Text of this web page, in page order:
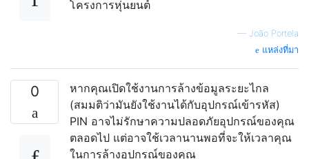
โครงการหุ่นยนต์
— João Portela
แหล่งที่มา
0
หากคุณเปิดใช้งานการล้างข้อมูลระยะไกล
(สมมติว่ามันยังใช้งานได้กับอุปกรณ์เข้ารหัส)
PIN อาจไม่รักษาความปลอดภัยอุปกรณ์ของคุณ
ตลอดไป แต่อาจใช้เวลานานพอที่จะให้เวลาคุณ
ในการล้างอุปกรณ์ของคุณ